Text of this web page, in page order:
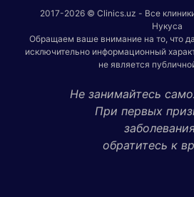
2017-2026 © Clinics.uz - Все
Нукуса
Обращаем ваше внимание на то, что
исключительно информационный
не является
Не занимайтесь
При первых
обратитесь к